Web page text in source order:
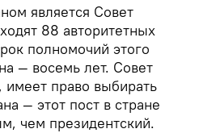
является Совет
88 авторитетных
полномочий этого
— восемь лет. Совет
имеет право выбирать
— этот пост в стране
чем президентский.